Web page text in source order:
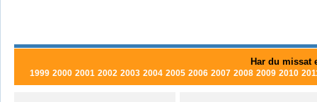
Har du missat
1999 2000 2001 2002 2003 2004 2005 2006 2007 2008 2009 2010